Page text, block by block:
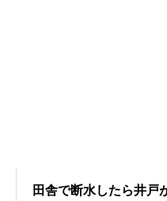
田舎で断水したら井戸